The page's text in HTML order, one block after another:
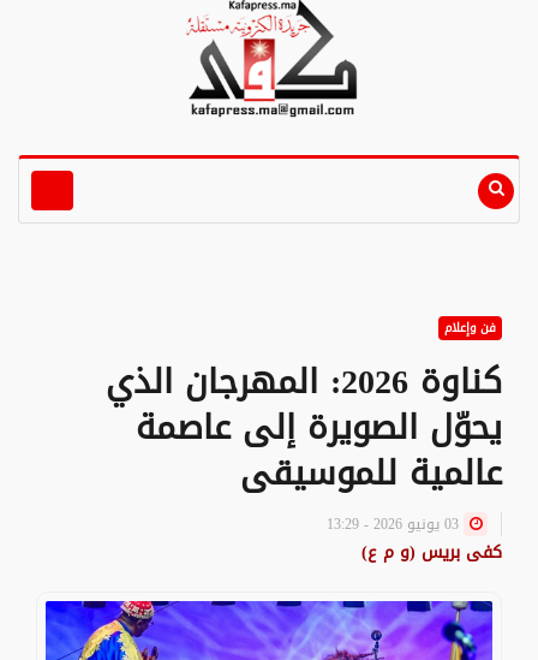
فن وإعلام
كناوة 2026: المهرجان الذي
يحوّل الصويرة إلى عاصمة
عالمية للموسيقى
كفى بريس (و م ع)